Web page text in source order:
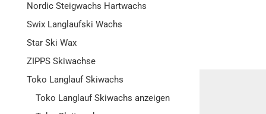
Nordic Steigwachs Hartwachs
Swix Langlaufski Wachs
Star Ski Wax
ZIPPS Skiwachse
Toko Langlauf Skiwachs
Toko Langlauf Skiwachs anzeigen